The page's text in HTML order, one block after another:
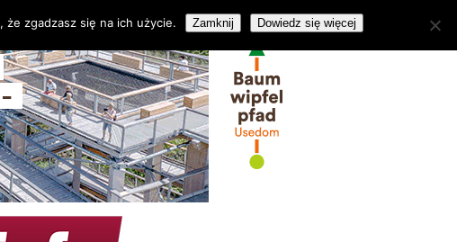
że zgadzasz się na ich użycie. Zamknij Dowiedz się więcej